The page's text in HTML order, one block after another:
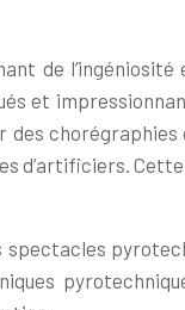
de
et
d’artificiers.